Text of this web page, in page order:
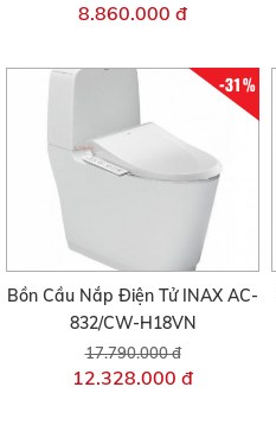
8.860.000 đ
-31%
Bồn Cầu Nắp Điện Tử INAX AC-
832/CW-H18VN
17.790.000 đ
12.328.000 đ